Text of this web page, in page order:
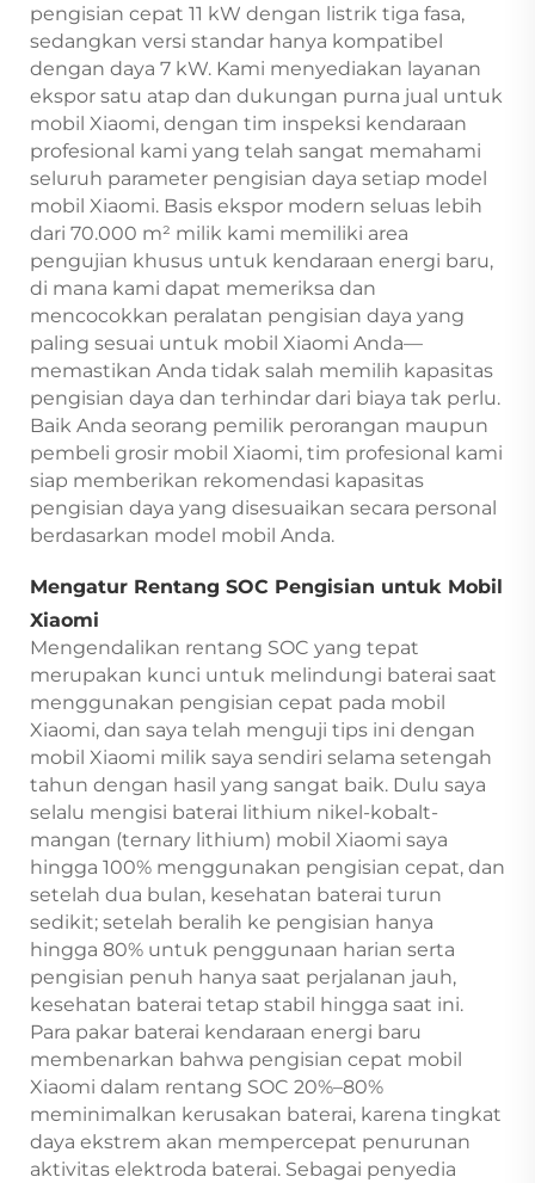
pengisian cepat 11 kW dengan listrik tiga fasa,
sedangkan versi standar hanya kompatibel
dengan daya 7 kW. Kami menyediakan layanan
ekspor satu atap dan dukungan purna jual untuk
mobil Xiaomi, dengan tim inspeksi kendaraan
profesional kami yang telah sangat memahami
seluruh parameter pengisian daya setiap model
mobil Xiaomi. Basis ekspor modern seluas lebih
dari 70.000 m² milik kami memiliki area
pengujian khusus untuk kendaraan energi baru,
di mana kami dapat memeriksa dan
mencocokkan peralatan pengisian daya yang
paling sesuai untuk mobil Xiaomi Anda—
memastikan Anda tidak salah memilih kapasitas
pengisian daya dan terhindar dari biaya tak perlu.
Baik Anda seorang pemilik perorangan maupun
pembeli grosir mobil Xiaomi, tim profesional kami
siap memberikan rekomendasi kapasitas
pengisian daya yang disesuaikan secara personal
berdasarkan model mobil Anda.
Mengatur Rentang SOC Pengisian untuk Mobil
Xiaomi
Mengendalikan rentang SOC yang tepat
merupakan kunci untuk melindungi baterai saat
menggunakan pengisian cepat pada mobil
Xiaomi, dan saya telah menguji tips ini dengan
mobil Xiaomi milik saya sendiri selama setengah
tahun dengan hasil yang sangat baik. Dulu saya
selalu mengisi baterai lithium nikel-kobalt-
mangan (ternary lithium) mobil Xiaomi saya
hingga 100% menggunakan pengisian cepat, dan
setelah dua bulan, kesehatan baterai turun
sedikit; setelah beralih ke pengisian hanya
hingga 80% untuk penggunaan harian serta
pengisian penuh hanya saat perjalanan jauh,
kesehatan baterai tetap stabil hingga saat ini.
Para pakar baterai kendaraan energi baru
membenarkan bahwa pengisian cepat mobil
Xiaomi dalam rentang SOC 20%–80%
meminimalkan kerusakan baterai, karena tingkat
daya ekstrem akan mempercepat penurunan
aktivitas elektroda baterai. Sebagai penyedia